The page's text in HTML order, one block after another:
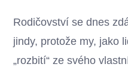
Rodičovství se dnes
jindy, protože my, jako
„rozbití“ ze svého